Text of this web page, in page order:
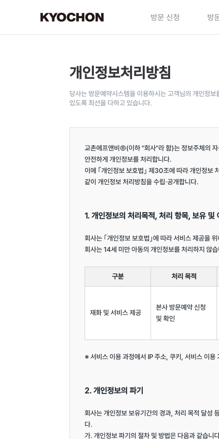
방문 신청 방
개인정보처리방침
당사는 방문예약시스템을 이용하시는 고객님의 개인정
있도록 최선을 다하고 있습니다.
교촌에프앤비㈜(이하 "회사"라 함)는 정보주체의
안전하게 개인정보를 처리합니다.
이에 ｢개인정보 보호법｣ 제30조에 따라 개인정보
같이 개인정보 처리방침을 수립·공개합니다.
1. 개인정보의 처리목적, 처리 항목, 보유 및
회사는 ｢개인정보 보호법｣에 따라 서비스 제공을
회사는 14세 미만 아동의 개인정보를 처리하지 않
구분 처리 목적
재화 및 서비스 제공
본사 방문예약 신청
및 확인
※ 서비스 이용 과정에서 IP 주소, 쿠키, 서비스 이
2. 개인정보의 파기
회사는 개인정보 보유기간의 경과, 처리 목적 달성
다.
가. 개인정보 파기의 절차 및 방법은 다음과 같습니